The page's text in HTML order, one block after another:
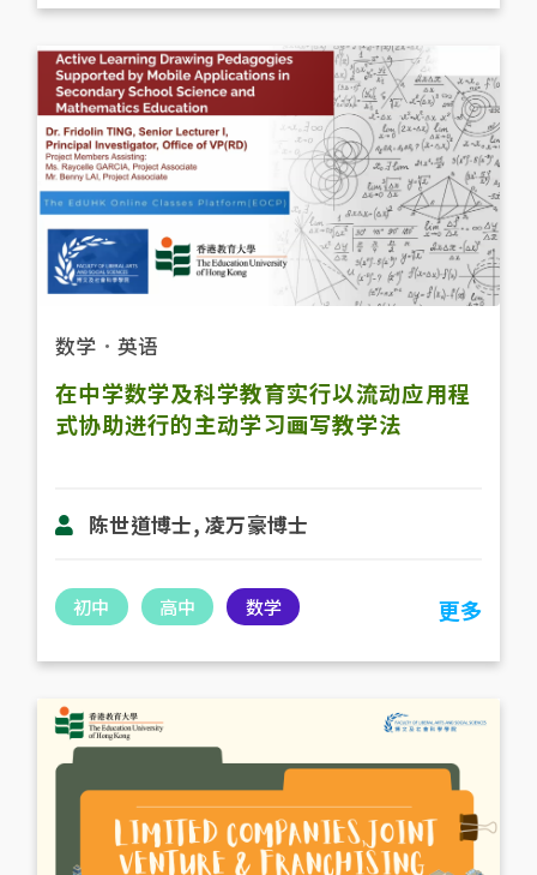
数学 ． 英语
在中学数学及科学教育实行以流动应用程
式协助进行的主动学习画写教学法
陈世道博士, 凌万豪博士
初中 高中 数学 更多